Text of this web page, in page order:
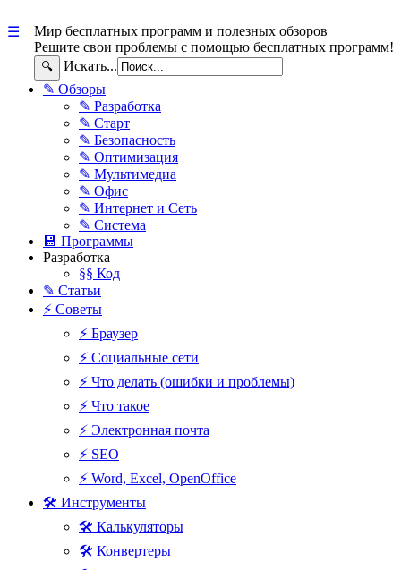
Мир бесплатных программ и полезных обзоров
Решите свои проблемы с помощью бесплатных программ!
🔍 Искать...
☰
✎ Обзоры
✎ Разработка
✎ Старт
✎ Безопасность
✎ Оптимизация
✎ Мультимедиа
✎ Офис
✎ Интернет и Сеть
✎ Система
💾 Программы
Разработка
§§ Код
✎ Статьи
⚡ Советы
⚡ Браузер
⚡ Социальные сети
⚡ Что делать (ошибки и проблемы)
⚡ Что такое
⚡ Электронная почта
⚡ SEO
⚡ Word, Excel, OpenOffice
🛠 Инструменты
🛠 Калькуляторы
🛠 Конвертеры